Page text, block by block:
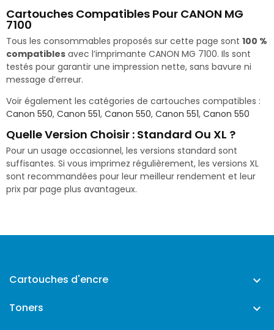
Cartouches Compatibles Pour CANON MG
7100
Tous les consommables proposés sur cette page sont 100 %
compatibles avec l’imprimante CANON MG 7100. Ils sont
testés pour garantir une impression nette, sans bavure ni
message d’erreur.
Voir également les catégories de cartouches compatibles :
Canon 550, Canon 551, Canon 550, Canon 551, Canon 550
Quelle Version Choisir : Standard Ou XL ?
Pour un usage occasionnel, les versions standard sont
suffisantes. Si vous imprimez régulièrement, les versions XL
sont recommandées pour leur meilleur rendement et leur
prix par page plus avantageux.
Cartouches d'encre 
Toners 